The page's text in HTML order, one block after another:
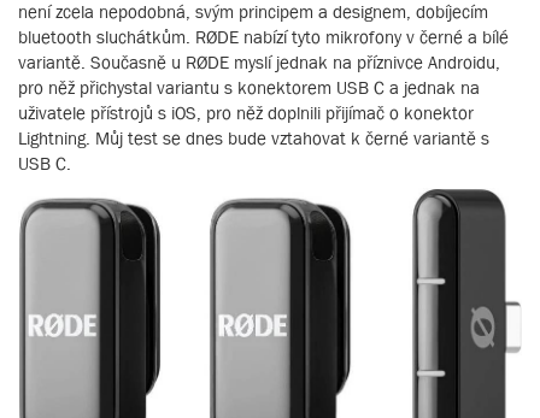
není zcela nepodobná, svým principem a designem, dobíjecím
bluetooth sluchátkům. RØDE nabízí tyto mikrofony v černé a bílé
variantě. Současně u RØDE myslí jednak na příznivce Androidu,
pro něž přichystal variantu s konektorem USB C a jednak na
uživatele přístrojů s iOS, pro něž doplnili přijímač o konektor
Lightning. Můj test se dnes bude vztahovat k černé variantě s
USB C.